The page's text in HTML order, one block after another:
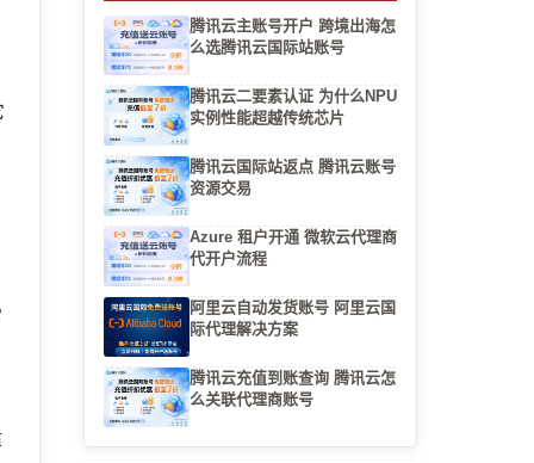
腾讯云主账号开户 跨境出海怎
么选腾讯云国际站账号
腾讯云二要素认证 为什么NPU
实例性能超越传统芯片
腾讯云国际站返点 腾讯云账号
资源交易
Azure 租户开通 微软云代理商
代开户流程
阿里云自动发货账号 阿里云国
际代理解决方案
腾讯云充值到账查询 腾讯云怎
么关联代理商账号